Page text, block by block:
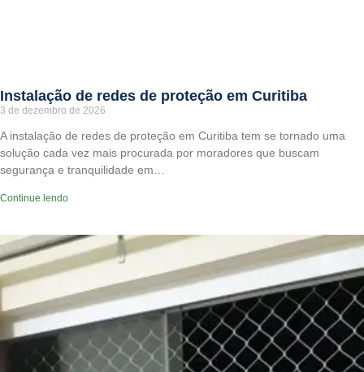
Instalação de redes de proteção em Curitiba
3 de dezembro de 2026
A instalação de redes de proteção em Curitiba tem se tornado uma
solução cada vez mais procurada por moradores que buscam
segurança e tranquilidade em…
Continue lendo